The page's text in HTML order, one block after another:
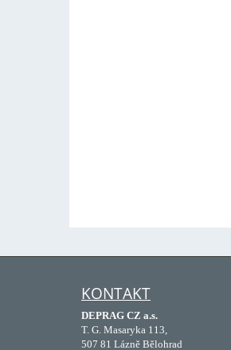
KONTAKT
DEPRAG CZ a.s.
T. G. Masaryka 113,
507 81 Lázně Bělohrad